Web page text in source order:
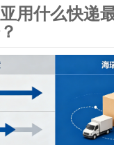
用什么快递